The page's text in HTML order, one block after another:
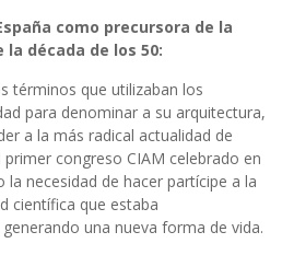
como precursora de la
década de los 50:
términos que utilizaban los
para denominar a su arquitectura,
a la más radical actualidad de
primer congreso CIAM celebrado en
necesidad de hacer partícipe a la
científica que estaba
una nueva forma de vida.